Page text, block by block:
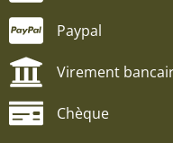
Paypal
Virement
Chèque